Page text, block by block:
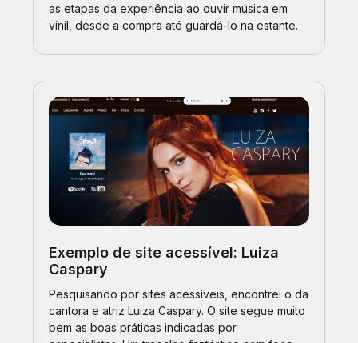
as etapas da experiência ao ouvir música em
vinil, desde a compra até guardá-lo na estante.
Exemplo de site acessível: Luiza
Caspary
Pesquisando por sites acessíveis, encontrei o da
cantora e atriz Luiza Caspary. O site segue muito
bem as boas práticas indicadas por